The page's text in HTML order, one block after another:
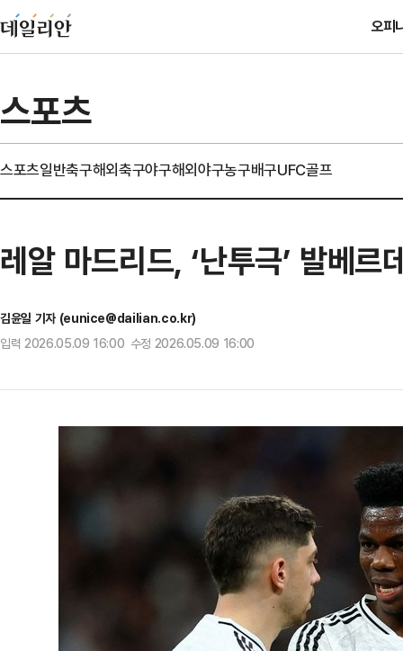
오피
스포츠
스포츠일반축구해외축구야구해외야구농구배구UFC골프
레알 마드리드, ‘난투극’ 발베르
김윤일 기자 (eunice@dailian.co.kr)
입력 2026.05.09 16:00 수정 2026.05.09 16:00